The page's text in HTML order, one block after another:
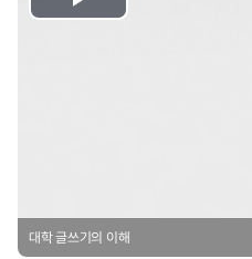
Play
대학 글쓰기의 이해